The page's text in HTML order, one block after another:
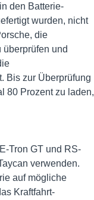
den Batterie-
wurden, nicht
die
und
Bis zur Überprüfung
80 Prozent zu laden,
Tron GT und RS-
verwenden.
auf mögliche
Kraftfahrt-